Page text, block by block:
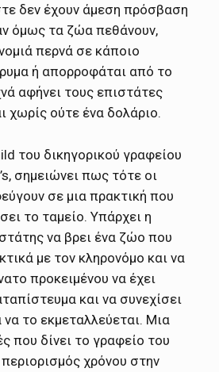
δεν έχουν άμεση πρόσβαση
όμως τα ζώα πεθάνουν,
περνά σε κάποιο
ή απορροφάται από το
αφήνει τους επιστάτες
χωρίς ούτε ένα δολάριο.
του δικηγορικού γραφείου
σημειώνει πως τότε οι
σε μια πρακτική που
το ταμείο. Υπάρχει η
να βρει ένα ζώο που
με τον κληρονόμο και να
προκειμένου να έχει
και να συνεχίσει
να το εκμεταλλεύεται. Μια
που δίνει το γραφείο του
περιορισμός χρόνου στην